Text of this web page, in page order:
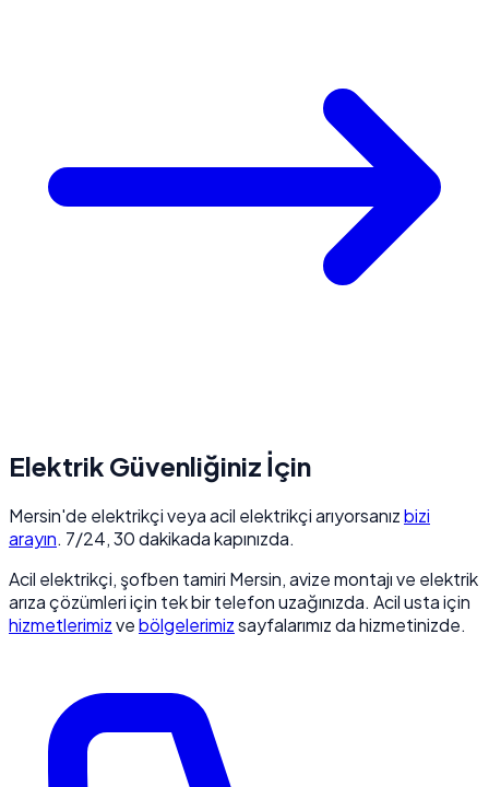
Elektrik Güvenliğiniz İçin
Mersin'de elektrikçi veya acil elektrikçi arıyorsanızbizi
arayın. 7/24, 30 dakikada kapınızda.
Acil elektrikçi, şofben tamiri Mersin, avize montajı ve elektrik
arıza çözümleri için tek bir telefon uzağınızda. Acil usta için
hizmetlerimizvebölgelerimizsayfalarımız da hizmetinizde.